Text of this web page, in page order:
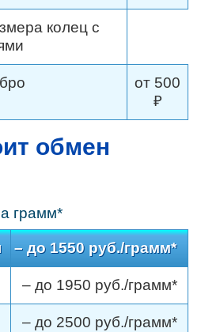
колец с
от 500
₽
обмен
грамм*
– до 1550 руб./грамм*
– до 1950 руб./грамм*
– до 2500 руб./грамм*